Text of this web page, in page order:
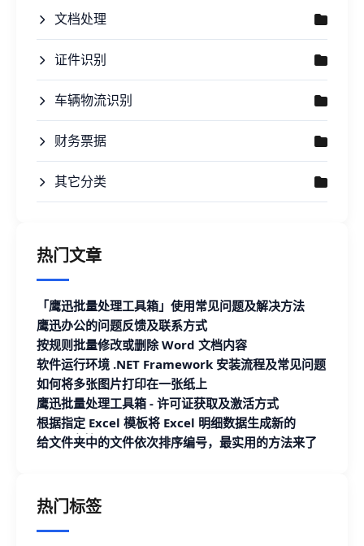
文档处理
证件识别
车辆物流识别
财务票据
其它分类
热门文章
「鹰迅批量处理工具箱」使用常见问题及解决方法
鹰迅办公的问题反馈及联系方式
按规则批量修改或删除 Word 文档内容
软件运行环境 .NET Framework 安装流程及常见问题
如何将多张图片打印在一张纸上
鹰迅批量处理工具箱 - 许可证获取及激活方式
根据指定 Excel 模板将 Excel 明细数据生成新的
Excel 文档
给文件夹中的文件依次排序编号，最实用的方法来了
热门标签